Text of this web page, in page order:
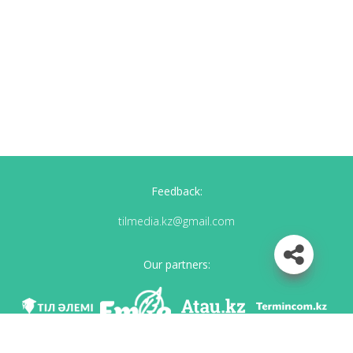
Feedback:
tilmedia.kz@gmail.com
Our partners: